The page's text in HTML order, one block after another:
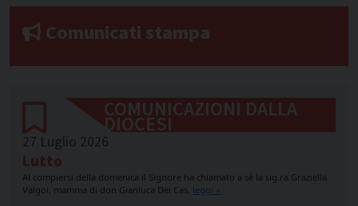
Comunicati stampa
COMUNICAZIONI DALLA
DIOCESI
27 Luglio 2026
Lutto
Al compiersi della domenica il Signore ha chiamato a sé la sig.ra Graziella
Valgoi, mamma di don Gianluca Dei Cas. leggi »